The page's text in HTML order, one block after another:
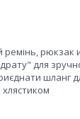
для
хлястиком